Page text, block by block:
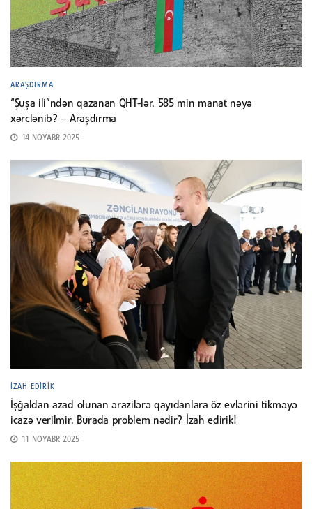
ARAŞDIRMA
“Şuşa ili”ndən qazanan QHT-lər. 585 min manat nəyə
xərclənib? – Araşdırma
14 NOYABR 2025
İZAH EDIRIK
İşğaldan azad olunan ərazilərə qayıdanlara öz evlərini tikməyə
icazə verilmir. Burada problem nədir? İzah edirik!
11 NOYABR 2025